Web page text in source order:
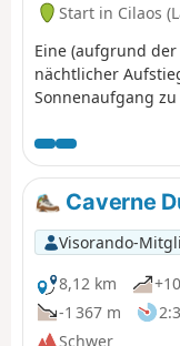
Start in Cilaos
Eine (aufgrund
nächtlicher
Sonnenaufgang
Planen Sie einen
besuchen Sie die
Caverne
Visorando-
8,12 km
-1 367 m
Schwer